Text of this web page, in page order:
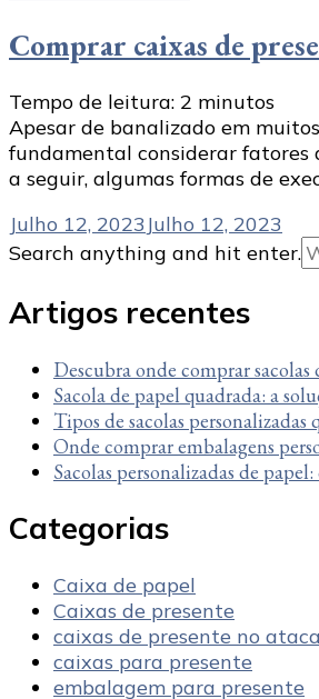
Comprar caixas de
Tempo de leitura: 2 minutos
Apesar de banalizado em
fundamental considerar fatores
a seguir, algumas formas de
Julho 12, 2023 Julho 12, 2023
Looking
Something?
Search anything and hit enter.
Artigos recentes
Descubra onde comprar
Sacola de papel quadrada: a
Tipos de sacolas personalizadas
Onde comprar embalagens
Sacolas personalizadas de
Categorias
Caixa de papel
Caixas de presente
caixas de presente no
caixas para presente
embalagem para presente